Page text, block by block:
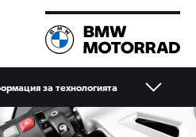
за технологията